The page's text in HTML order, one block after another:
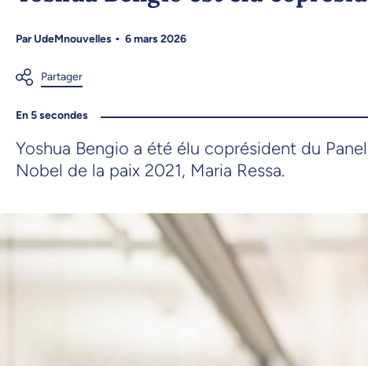
ParUdeMnouvelles 6 mars 2026
En 5 secondes
Yoshua Bengio a été élu coprésident du
Nobel de la paix 2021, Maria Ressa.